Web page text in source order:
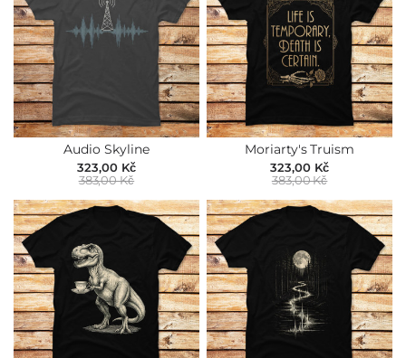
Audio Skyline
323,00 Kč
383,00 Kč
Moriarty's Truism
323,00 Kč
383,00 Kč